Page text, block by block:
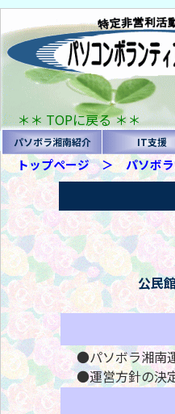
＊＊ TOPに戻る ＊＊
パソボラ湘南紹介 IT支援
トップページ＞パソボ
公民
●パソボラ湘南
●運営方針の決